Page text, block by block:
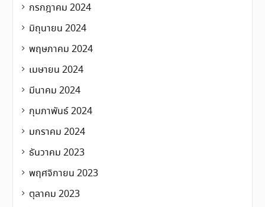
กรกฎาคม 2024
มิถุนายน 2024
พฤษภาคม 2024
เมษายน 2024
มีนาคม 2024
กุมภาพันธ์ 2024
มกราคม 2024
ธันวาคม 2023
พฤศจิกายน 2023
ตุลาคม 2023